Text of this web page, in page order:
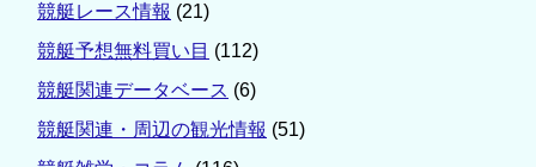
競艇レース情報 (21)
競艇予想無料買い目 (112)
競艇関連データベース (6)
競艇関連・周辺の観光情報 (51)